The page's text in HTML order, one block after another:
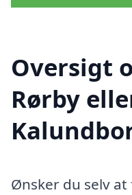
Oversigt
Rørby
Ønsker du selv